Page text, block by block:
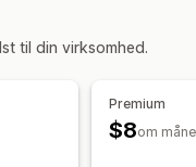
til din virksomhed.
Premium
$8om